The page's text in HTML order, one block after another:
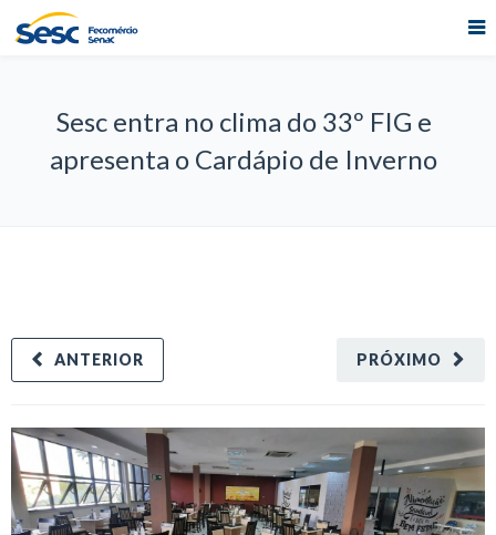
Sesc entra no clima do 33º FIG e
apresenta o Cardápio de Inverno
PRÓXIMO
ANTERIOR